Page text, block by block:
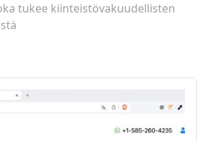
tukee kiinteistövakuudellisten